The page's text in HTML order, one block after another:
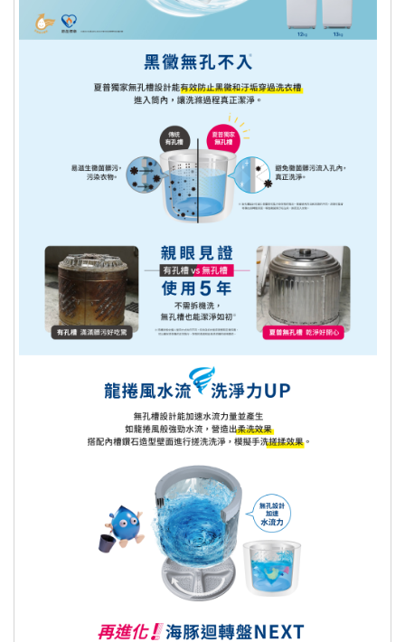
四、經消費者拆封之影音商品或是電腦軟體
五、非以有形媒介提供之數位內容或一經提供即為
完成線上服務，經消費者事先同意始提供
七、國際航空客運服務
出貨已全程攝影，為保障您購物權益，
開箱過程請全程錄影；如有問題請反映
客服並提供錄影檔案，客服會儘速替消
費者處理後續相關事宜。
數位序號、票卷等非實體商品不提供退
換貨服務，其它商品僅限換貨1次。
個人衛生用品除商品本身有瑕疵外，未
拆封商品仍享有七天鑑賞期之退貨權
利。但已拆封 (外包裝不完整)，依據
《通訊交易解除權合理例外情事適用準
則》，本公司無法接受退換貨。 ※個人
衛生用品：泛指與肌膚及人體私密處接
觸之商品，例如：內衣褲、泳裝、襪
子、紙尿褲、牙刷、口罩、毛巾….等。